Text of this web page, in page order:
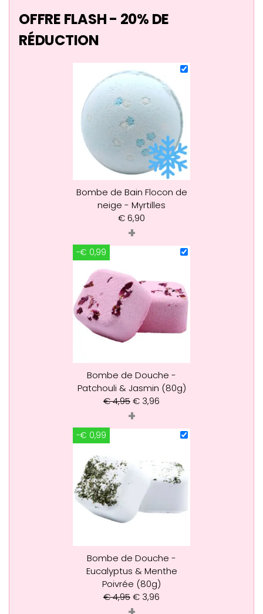
OFFRE FLASH - 20% DE
RÉDUCTION
Bombe de Bain Flocon de
neige - Myrtilles
€6,90
+
-€ 0,99
Bombe de Douche -
Patchouli & Jasmin (80g)
€4,95€ 3,96
+
-€ 0,99
Bombe de Douche -
Eucalyptus & Menthe
Poivrée (80g)
€4,95€ 3,96